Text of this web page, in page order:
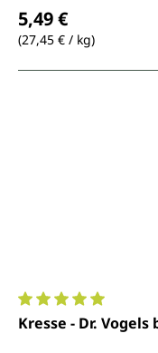
5,49 €
(27,45 € / kg)
Durchschnittliche
Kresse - Dr. Vogels